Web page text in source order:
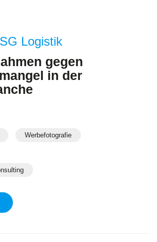
Logistik
gegen
in der
Werbefotografie